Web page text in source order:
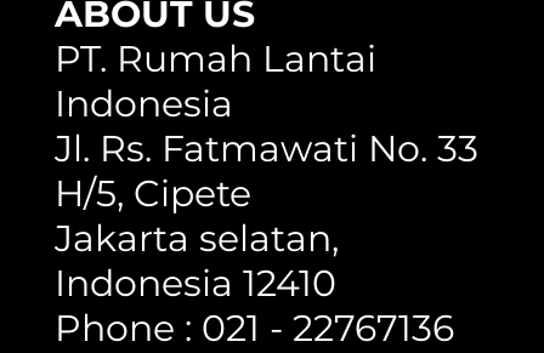
ABOUT US
PT. Rumah Lantai
Indonesia
Jl. Rs. Fatmawati No. 33
H/5, Cipete
Jakarta selatan,
Indonesia 12410
Phone : 021 - 22767136